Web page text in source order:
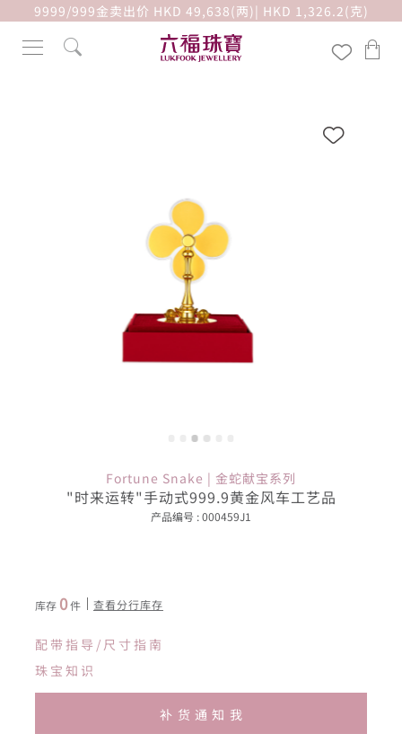
9999/999金卖出价 HKD 49,638(两)| HKD 1,326.2(克)
Fortune Snake | 金蛇献宝系列
"时来运转"手动式999.9黄金风车工艺品
产品编号 : 000459J1
库存 0件 查看分行库存
配带指导/尺寸指南
珠宝知识
补货通知我